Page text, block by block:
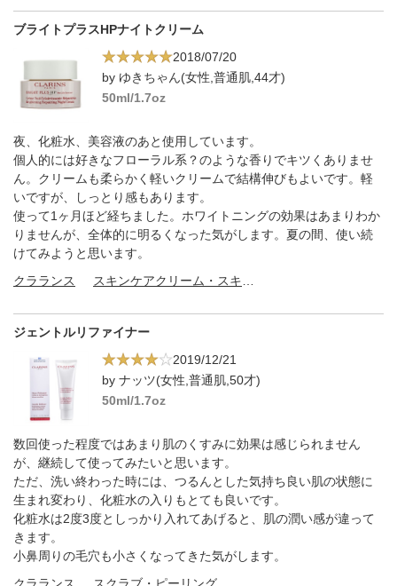
ブライトプラスHPナイトクリーム
2018/07/20
by ゆきちゃん(女性,普通肌,44才)
50ml/1.7oz
夜、化粧水、美容液のあと使用しています。
個人的には好きなフローラル系？のような香りでキツくありませ
ん。クリームも柔らかく軽いクリームで結構伸びもよいです。軽
いですが、しっとり感もあります。
使って1ヶ月ほど経ちました。ホワイトニングの効果はあまりわか
りませんが、全体的に明るくなった気がします。夏の間、使い続
けてみようと思います。
クラランス
ジェントルリファイナー
2019/12/21
by ナッツ(女性,普通肌,50才)
50ml/1.7oz
数回使った程度ではあまり肌のくすみに効果は感じられません
が、継続して使ってみたいと思います。
ただ、洗い終わった時には、つるんとした気持ち良い肌の状態に
生まれ変わり、化粧水の入りもとても良いです。
化粧水は2度3度としっかり入れてあげると、肌の潤い感が違って
きます。
小鼻周りの毛穴も小さくなってきた気がします。
クラランス
スクラブ・ピーリング